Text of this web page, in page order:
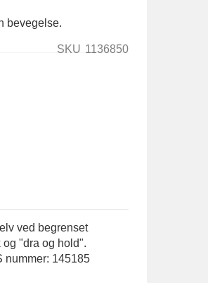
bevegelse.
SKU 1136850
ved begrenset
"dra og hold".
nummer: 145185